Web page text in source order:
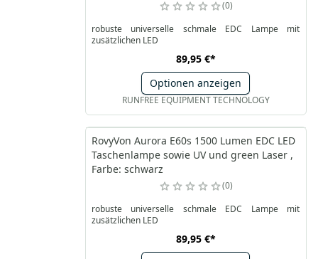
0
robuste universelle schmale EDC Lampe mit
zusätzlichen LED
89,95 €*
Optionen anzeigen
RUNFREE EQUIPMENT TECHNOLOGY
RovyVon Aurora E60s 1500 Lumen EDC LED
Taschenlampe sowie UV und green Laser ,
Farbe: schwarz
0
robuste universelle schmale EDC Lampe mit
zusätzlichen LED
89,95 €*